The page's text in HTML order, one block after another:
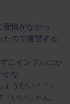
愛情がなかっ
たので復讐する
にインフルにか
かな
うだい＾＾』
いいじゃん、